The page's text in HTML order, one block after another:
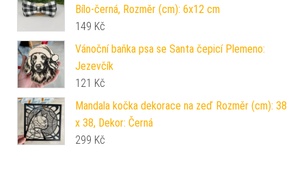
Bílo-černá, Rozměr (cm): 6x12 cm
149 Kč
Vánoční baňka psa se Santa čepicí Plemeno:
Jezevčík
121 Kč
Mandala kočka dekorace na zeď Rozměr (cm): 38
x 38, Dekor: Černá
299 Kč